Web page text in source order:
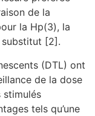
de la
la Hp(3), la
substitut [2].
(DTL) ont
de la dose
stimulés
tels qu’une